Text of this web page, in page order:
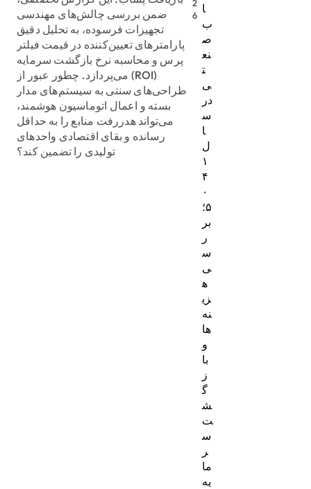
ا
ب
ص
نع
ت
ی
در
س
ا
ل
۱
۴
۰
۵؛
بر
ر
س
ی
ه
زی
نه‌
ها
و
با
ز
گ
ش
ت
س
ر
ما
یه
2
6
ضمن بررسی چالش‌های مهندسی
تجهیزات فرسوده، به تحلیل دقیق
پارامترهای تعیین‌کننده در قیمت فیلتر
پرس و محاسبه نرخ بازگشت سرمایه
(ROI) می‌پردازد. چطور عبور از
طراحی‌های سنتی به سیستم‌های مدار
بسته و اعمال اتوماسیون هوشمند،
می‌تواند هدررفت منابع را به حداقل
رسانده و بقای اقتصادی واحدهای
تولیدی را تضمین کند؟